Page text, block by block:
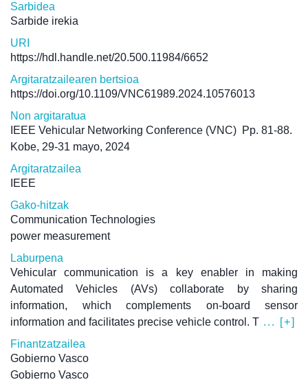
Sarbidea
Sarbide irekia
URI
https://hdl.handle.net/20.500.11984/6652
Argitaratzailearen bertsioa
https://doi.org/10.1109/VNC61989.2024.10576013
Non argitaratua
IEEE Vehicular Networking Conference (VNC) Pp. 81-88.
Kobe, 29-31 mayo, 2024
Argitaratzailea
IEEE
Gako-hitzak
Communication Technologies
power measurement
Laburpena
Vehicular communication is a key enabler in making
Automated Vehicles (AVs) collaborate by sharing
information, which complements on-board sensor
information and facilitates precise vehicle control. T ... [+]
Finantzatzailea
Gobierno Vasco
Gobierno Vasco